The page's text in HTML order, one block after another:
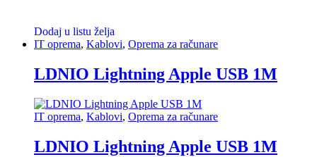
Dodaj u listu želja
IT oprema, Kablovi, Oprema za računare
LDNIO Lightning Apple USB 1M
IT oprema, Kablovi, Oprema za računare
LDNIO Lightning Apple USB 1M